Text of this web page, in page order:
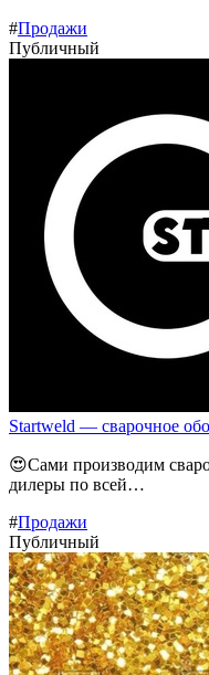
#Продажи
Публичный
Startweld — сварочное
😍Сами производим
дилеры по всей…
#Продажи
Публичный